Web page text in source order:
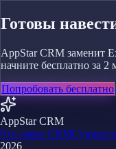
Готовы
AppStar CRM заменит
начните бесплатно за 2
Попробовать бесплатно
AppStar CRM
Что такое CRM
2026